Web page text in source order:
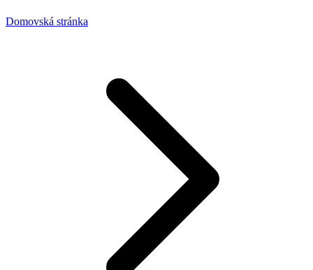
Domovská stránka